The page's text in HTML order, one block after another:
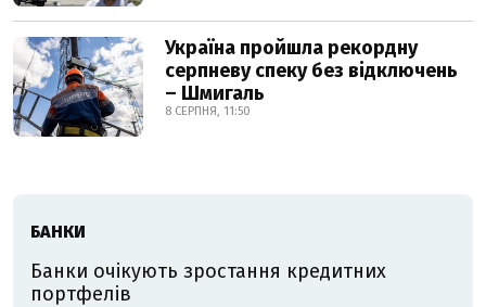
Україна пройшла рекордну
серпневу спеку без відключень
– Шмигаль
8 СЕРПНЯ, 11:50
БАНКИ
Банки очікують зростання кредитних
портфелів